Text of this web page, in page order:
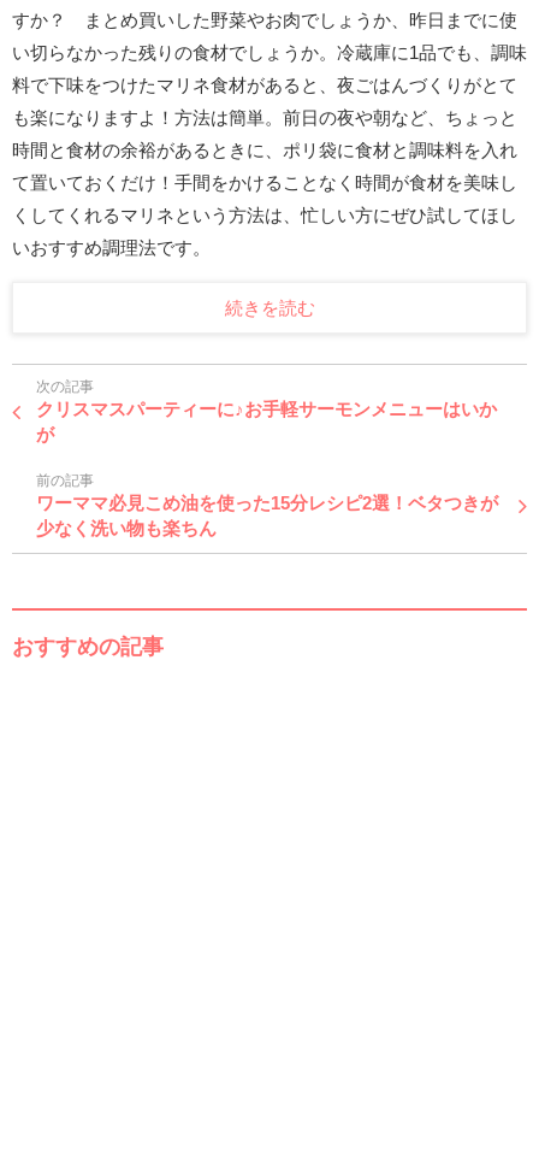
すか？ まとめ買いした野菜やお肉でしょうか、昨日までに使
い切らなかった残りの食材でしょうか。冷蔵庫に1品でも、調味
料で下味をつけたマリネ食材があると、夜ごはんづくりがとて
も楽になりますよ！方法は簡単。前日の夜や朝など、ちょっと
時間と食材の余裕があるときに、ポリ袋に食材と調味料を入れ
て置いておくだけ！手間をかけることなく時間が食材を美味し
くしてくれるマリネという方法は、忙しい方にぜひ試してほし
いおすすめ調理法です。
続きを読む
次の記事
クリスマスパーティーに♪お手軽サーモンメニューはいか
が
前の記事
ワーママ必見こめ油を使った15分レシピ2選！ベタつきが
少なく洗い物も楽ちん
おすすめの記事